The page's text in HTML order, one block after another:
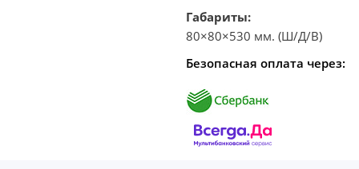
Габариты:
80×80×530 мм. (Ш/Д/В)
Безопасная оплата через: